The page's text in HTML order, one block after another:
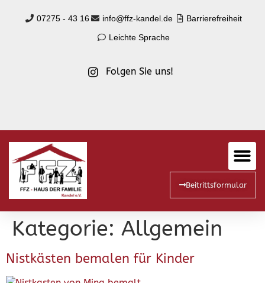
springen
Folgen Sie uns!
07275 - 43 16 info@ffz-kandel.de
Barrierefreiheit
Leichte Sprache
Beitrittsformular
Kategorie: Allgemein
Nistkästen bemalen für Kinder